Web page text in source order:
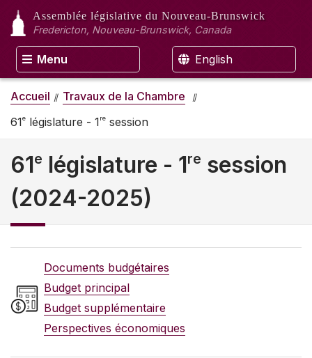
Assemblée législative du Nouveau-Brunswick
Fredericton, Nouveau-Brunswick, Canada
Menu English
Accueil
Travaux de la Chambre
61e législature - 1re session
61e législature - 1re session
(2024-2025)
Documents budgétaires
Budget principal
Budget supplémentaire
Perspectives économiques